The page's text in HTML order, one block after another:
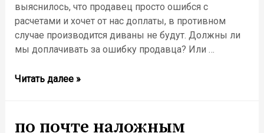
выяснилось, что продавец просто ошибся с
расчетами и хочет от нас доплаты, в противном
случае производится диваны не будут. Должны ли
мы доплачивать за ошибку продавца? Или …
Читать далее »
по почте наложным